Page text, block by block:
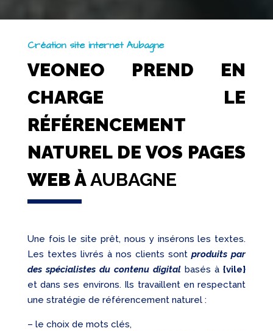
Création site internet Aubagne
VEONEO PREND EN
CHARGE LE
RÉFÉRENCEMENT
NATUREL DE VOS PAGES
WEB ÀAUBAGNE
Une fois le site prêt, nous y insérons les textes.
Les textes livrés à nos clients sontproduits par
des spécialistes du contenu digital basés à{vile}
et dans ses environs. Ils travaillent en respectant
une stratégie de référencement naturel :
– le choix de mots clés,